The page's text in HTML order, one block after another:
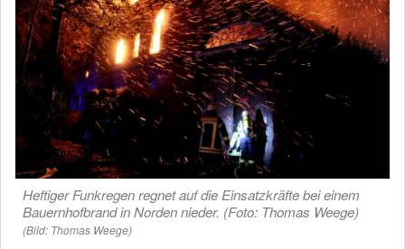
Heftiger Funkregen regnet auf die Einsatzkräfte bei einem
Bauernhofbrand in Norden nieder. (Foto: Thomas Weege)
(Bild: Thomas Weege)